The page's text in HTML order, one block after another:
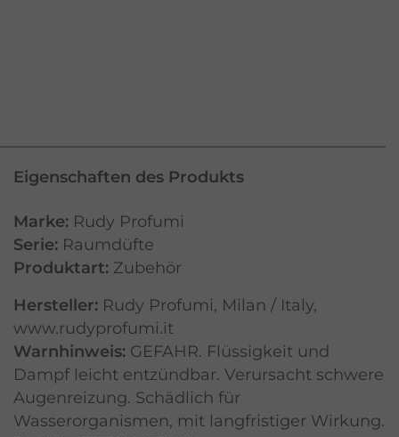
Eigenschaften des Produkts
Marke: Rudy Profumi
Serie: Raumdüfte
Produktart: Zubehör
Hersteller: Rudy Profumi, Milan / Italy,
www.rudyprofumi.it
Warnhinweis: GEFAHR. Flüssigkeit und
Dampf leicht entzündbar. Verursacht schwere
Augenreizung. Schädlich für
Wasserorganismen, mit langfristiger Wirkung.